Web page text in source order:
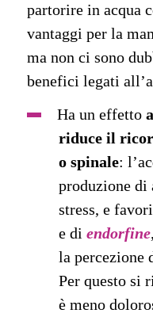
partorire in acqua
vantaggi per la
ma non ci sono
benefici legati
Ha un effetto
riduce il
o spinale:
produzione di
stress, e
e di endorfine
la percezione
Per questo si
è meno